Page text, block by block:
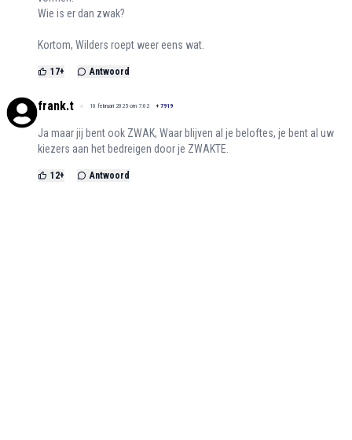
Wie is er dan zwak?
Kortom, Wilders roept weer eens wat.
17+ Antwoord
frank.t 10 februari 2025 om 7:02 + 7919
Ja maar jij bent ook ZWAK, Waar blijven al je beloftes, je bent al uw
kiezers aan het bedreigen door je ZWAKTE.
12+ Antwoord